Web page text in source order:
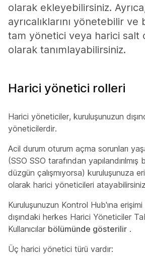
olarak ekleyebilirsiniz.
ayrıcalıklarını yönetebilir ve
tam yönetici veya harici salt
olarak tanımlayabilirsiniz.
Harici yönetici rolleri
Harici yöneticiler, kuruluşunuzun
yöneticilerdir.
Acil durum oturum açma sorunları
(SSO SSO tarafından yapılandırılmış
düzgün çalışmıyorsa) kuruluşunuza
olarak harici yöneticileri
Kuruluşunuzun Kontrol Hub'ına
dışındaki herkes Harici Yöneticiler
Kullanıcılar bölümünde gösterilir .
Üç harici yönetici türü vardır: